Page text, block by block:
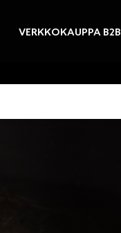
VERKKOKAUPPA B2B